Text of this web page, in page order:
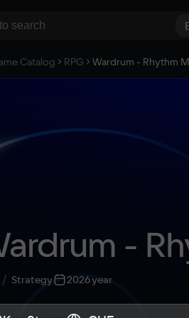
Catalog RPG Wardrum - Rhythm
-
Strategy 2026 year